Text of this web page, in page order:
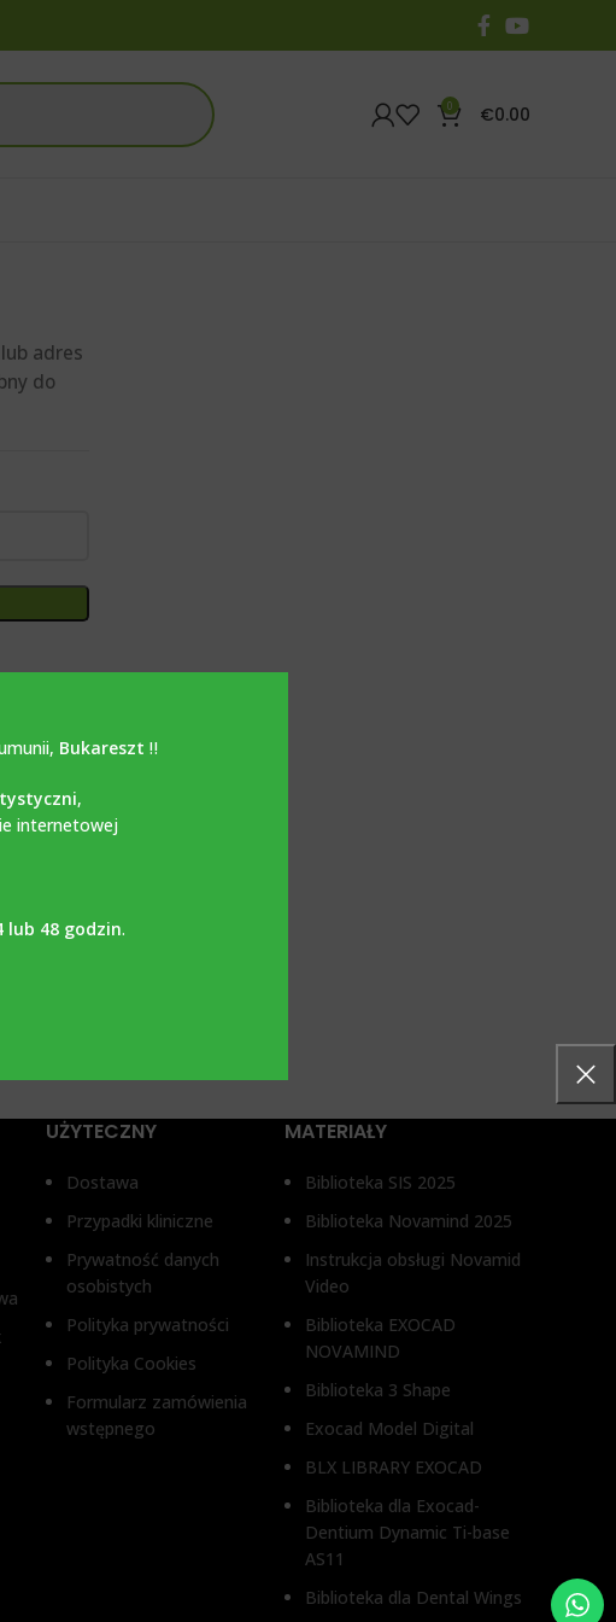
Bukareszt ‼️
,
internetowej
lub 48 godzin.
0 €0.00
adres
do
UŻYTECZNY
Dostawa
Przypadki kliniczne
Prywatność danych
osobistych
Polityka prywatności
Polityka Cookies
Formularz zamówienia
wstępnego
MATERIAŁY
Biblioteka SIS 2025
Biblioteka Novamind 2025
Instrukcja obsługi Novamid
Video
Biblioteka EXOCAD
NOVAMIND
Biblioteka 3 Shape
Exocad Model Digital
BLX LIBRARY EXOCAD
Biblioteka dla Exocad-
Dentium Dynamic Ti-base
AS11
Biblioteka dla Dental Wings